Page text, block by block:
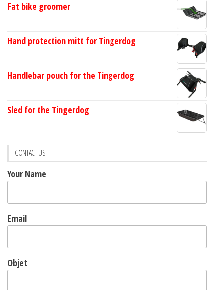
Fat bike groomer
Hand protection mitt for Tingerdog
Handlebar pouch for the Tingerdog
Sled for the Tingerdog
CONTACT US
Your Name
Email
Objet